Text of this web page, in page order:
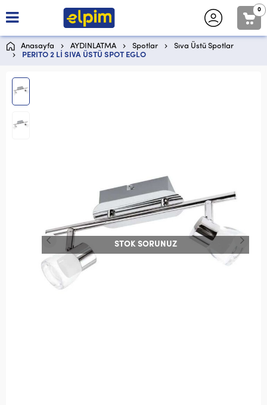
0
Anasayfa AYDINLATMA Spotlar
Sıva Üstü Spotlar
PERITO 2 Lİ SIVA ÜSTÜ SPOT EGLO
STOK SORUNUZ